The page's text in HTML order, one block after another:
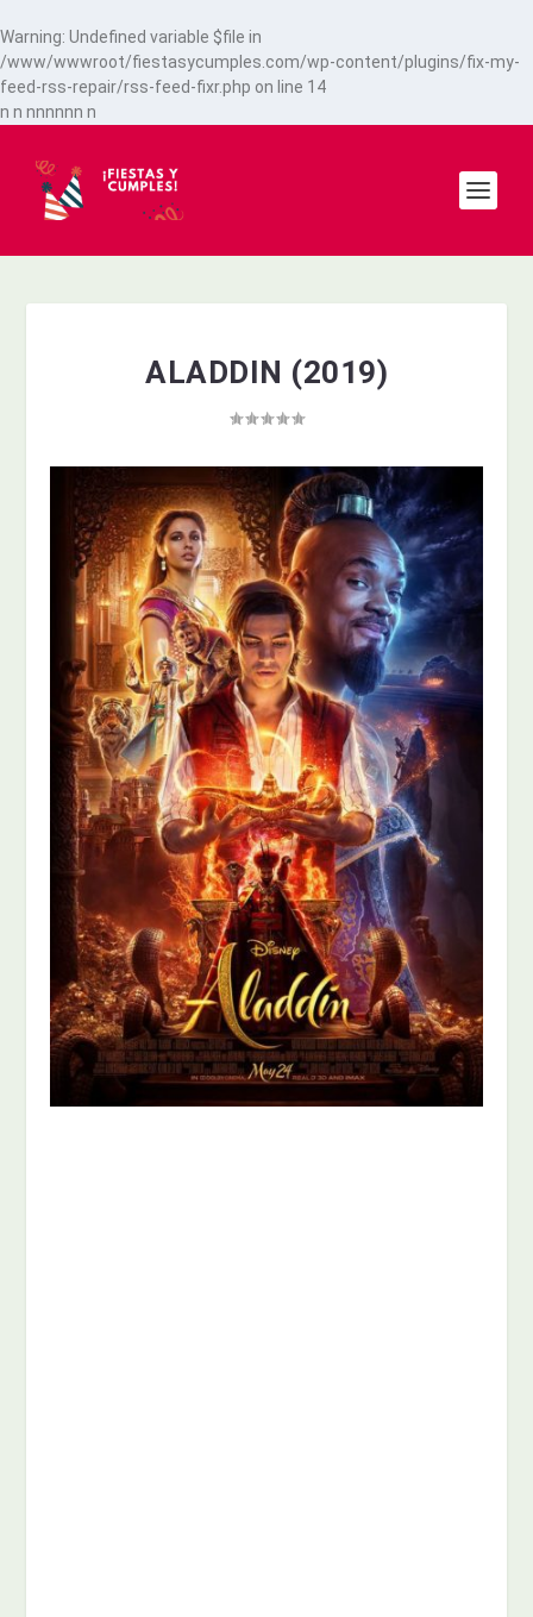
Warning: Undefined variable $file in
/www/wwwroot/fiestasycumples.com/wp-content/plugins/fix-my-
feed-rss-repair/rss-feed-fixr.php on line 14
n n nnnnnn n
ALADDIN (2019)